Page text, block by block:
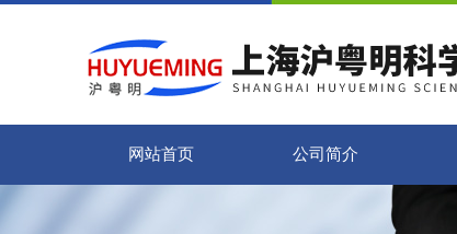
网站首页 公司简介